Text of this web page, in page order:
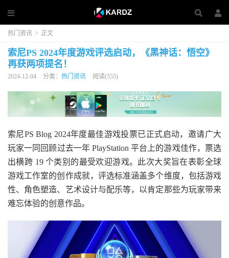
热门资讯 > 正文
索尼PS 2024年度游戏评选启动，《黑神话：悟空》
再获两项提名！
2024-12-04 分类： 热门资讯 阅读(555)
索尼PS Blog 2024年度最佳游戏投票已正式启动，邀请广大
玩家一同回顾过去一年 PlayStation 平台上的游戏佳作，票选
出横跨 19 个类别的最受欢迎游戏。此次大奖旨在表彰全球
游戏工作室的创作成就，评选标准涵盖多个维度，包括游戏
性、角色塑造、艺术设计与配乐等，以肯定那些为玩家带来
难忘体验的创意作品。